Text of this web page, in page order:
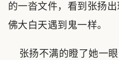
的一沓文件，看到张扬
佛大白天遇到鬼一样。
张扬不满的瞪了她一眼